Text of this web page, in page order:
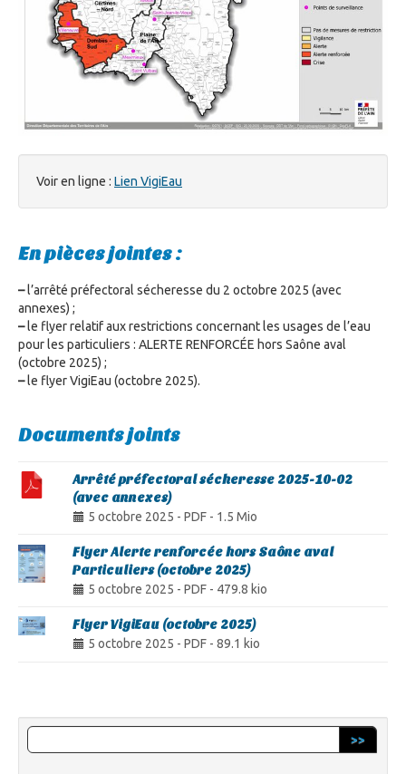
Voir en ligne : Lien VigiEau
En pièces jointes :
–l’arrêté préfectoral sécheresse du 2 octobre 2025 (avec
annexes) ;
–le flyer relatif aux restrictions concernant les usages de l’eau
pour les particuliers : ALERTE RENFORCÉE hors Saône aval
(octobre 2025) ;
–le flyer VigiEau (octobre 2025).
Documents joints
Arrêté préfectoral sécheresse 2025-10-02
(avec annexes)
5 octobre 2025 - PDF - 1.5 Mio
Flyer Alerte renforcée hors Saône aval
Particuliers (octobre 2025)
5 octobre 2025 - PDF - 479.8 kio
Flyer VigiEau (octobre 2025)
5 octobre 2025 - PDF - 89.1 kio
>>